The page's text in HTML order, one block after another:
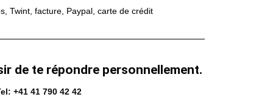
Twint, facture, Paypal, carte de crédit
de te répondre personnellement.
+41 41 790 42 42